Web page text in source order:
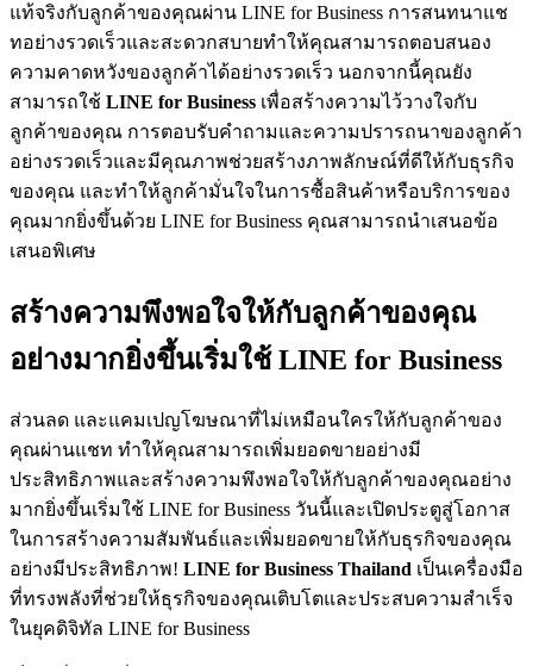
แท้จริงกับลูกค้าของคุณผ่าน LINE for Business การสนทนาแช
ทอย่างรวดเร็วและสะดวกสบายทำให้คุณสามารถตอบสนอง
ความคาดหวังของลูกค้าได้อย่างรวดเร็ว นอกจากนี้คุณยัง
สามารถใช้ LINE for Business เพื่อสร้างความไว้วางใจกับ
ลูกค้าของคุณ การตอบรับคำถามและความปรารถนาของลูกค้า
อย่างรวดเร็วและมีคุณภาพช่วยสร้างภาพลักษณ์ที่ดีให้กับธุรกิจ
ของคุณ และทำให้ลูกค้ามั่นใจในการซื้อสินค้าหรือบริการของ
คุณมากยิ่งขึ้นด้วย LINE for Business คุณสามารถนำเสนอข้อ
เสนอพิเศษ
สร้างความพึงพอใจให้กับลูกค้าของคุณ
อย่างมากยิ่งขึ้นเริ่มใช้ LINE for Business
ส่วนลด และแคมเปญโฆษณาที่ไม่เหมือนใครให้กับลูกค้าของ
คุณผ่านแชท ทำให้คุณสามารถเพิ่มยอดขายอย่างมี
ประสิทธิภาพและสร้างความพึงพอใจให้กับลูกค้าของคุณอย่าง
มากยิ่งขึ้นเริ่มใช้ LINE for Business วันนี้และเปิดประตูสู่โอกาส
ในการสร้างความสัมพันธ์และเพิ่มยอดขายให้กับธุรกิจของคุณ
อย่างมีประสิทธิภาพ! LINE for Business Thailand เป็นเครื่องมือ
ที่ทรงพลังที่ช่วยให้ธุรกิจของคุณเติบโตและประสบความสำเร็จ
ในยุคดิจิทัล LINE for Business